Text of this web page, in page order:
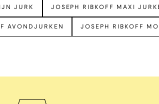
JURK JOSEPH RIBKOFF MAXI
AVONDJURKEN JOSEPH RIBKOFF